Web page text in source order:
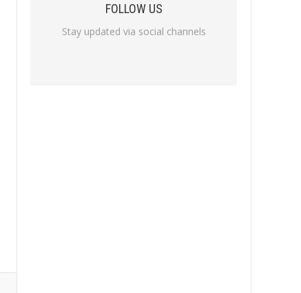
FOLLOW US
Stay updated via social channels